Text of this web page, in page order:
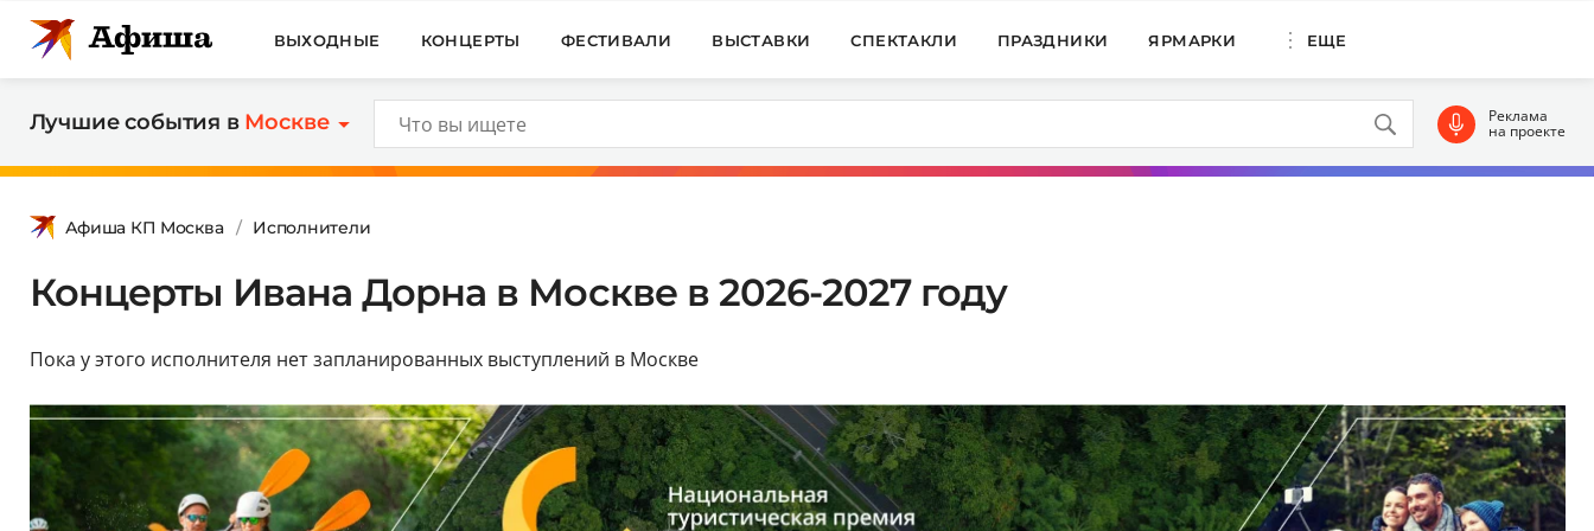
ВЫХОДНЫЕ КОНЦЕРТЫ ФЕСТИВАЛИ ВЫСТАВКИ СПЕКТАКЛИ ПРАЗДНИКИ ЯРМАРКИ ЕЩЕ
Лучшие события в Москве Реклама
на проекте
Афиша КП Москва Исполнители
Концерты Ивана Дорна в Москве в 2026-2027 году
Пока у этого исполнителя нет запланированных выступлений в Москве